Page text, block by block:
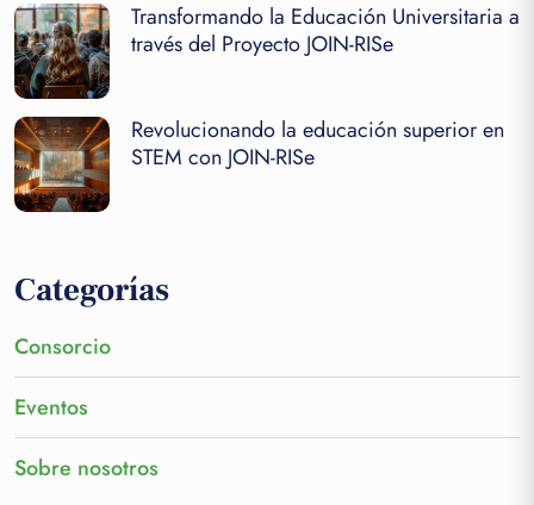
Transformando la Educación Universitaria a
través del Proyecto JOIN-RISe
Revolucionando la educación superior en
STEM con JOIN-RISe
Categorías
Consorcio
Eventos
Sobre nosotros